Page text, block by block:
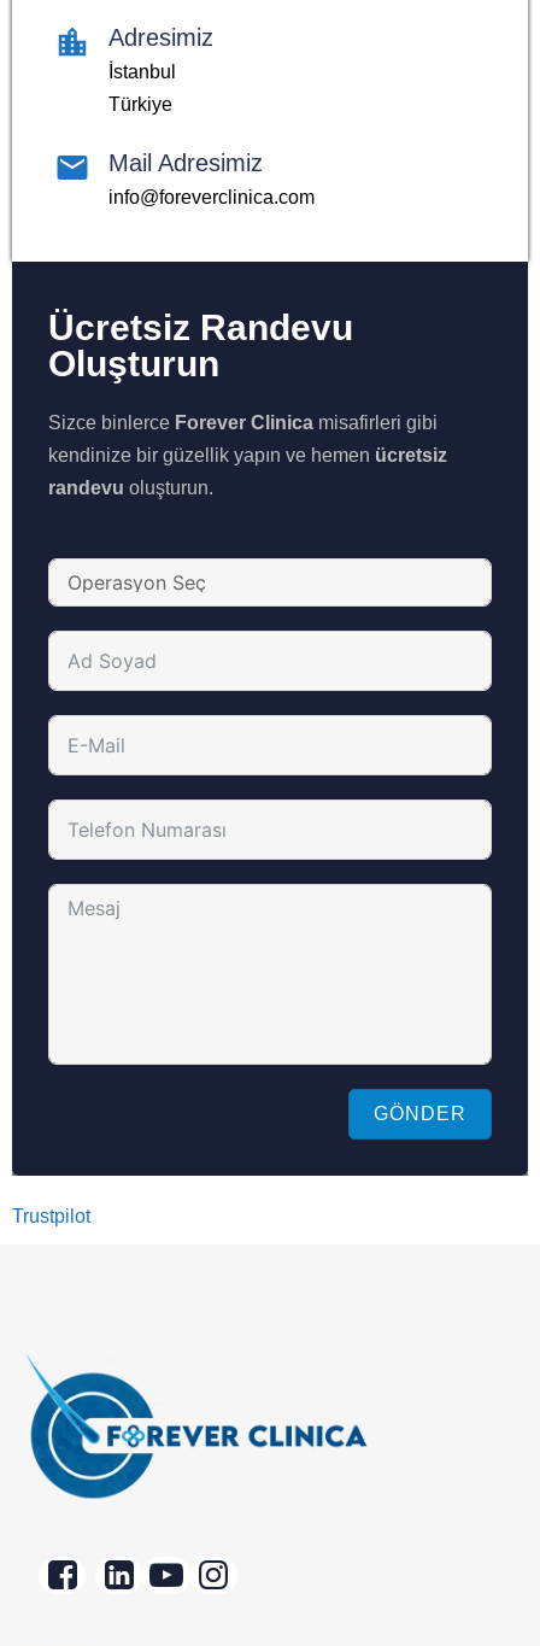
Adresimiz
İstanbul
Türkiye
Mail Adresimiz
info@foreverclinica.com
Ücretsiz Randevu
Oluşturun
Sizce binlerce Forever Clinica misafirleri gibi
kendinize bir güzellik yapın ve hemen ücretsiz
randevu oluşturun.
GÖNDER
Trustpilot